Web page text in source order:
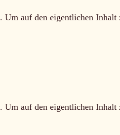
. Um auf den eigentlichen Inhalt
. Um auf den eigentlichen Inhalt